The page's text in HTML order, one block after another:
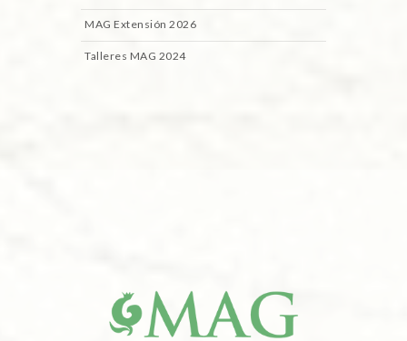
MAG Extensión 2026
Talleres MAG 2024